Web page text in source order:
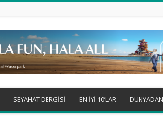
SEYAHAT DERGİSİ EN İYİ 10’LAR DÜNYADAN